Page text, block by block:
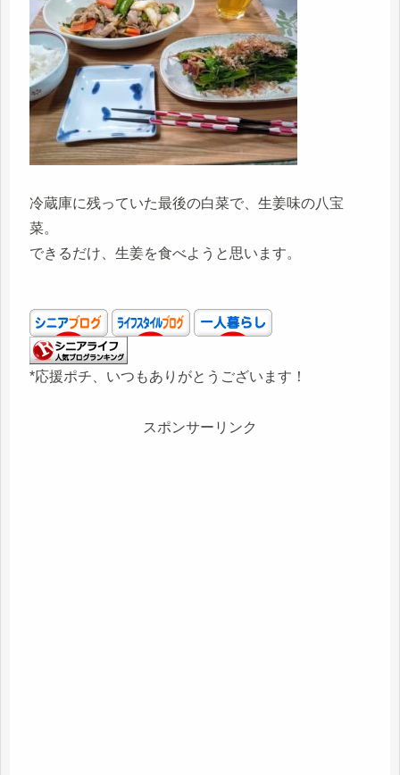
冷蔵庫に残っていた最後の白菜で、生姜味の八宝
菜。
できるだけ、生姜を食べようと思います。
*応援ポチ、いつもありがとうございます！
スポンサーリンク